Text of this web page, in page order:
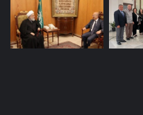
(91)
(26)